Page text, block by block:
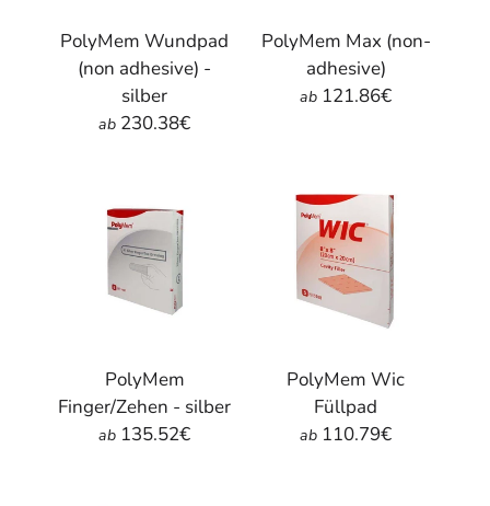
PolyMem Wundpad
(non adhesive) -
silber
ab 230.38€
PolyMem Max (non-
adhesive)
ab 121.86€
PolyMem
Finger/Zehen - silber
ab 135.52€
PolyMem Wic
Füllpad
ab 110.79€